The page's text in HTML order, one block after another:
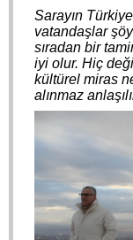
Sarayın
vatandaşlar
sıradan bir
iyi olur. Hiç
kültürel miras
alınmaz